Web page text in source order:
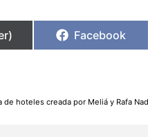
Facebook
de hoteles creada por Meliá y Rafa